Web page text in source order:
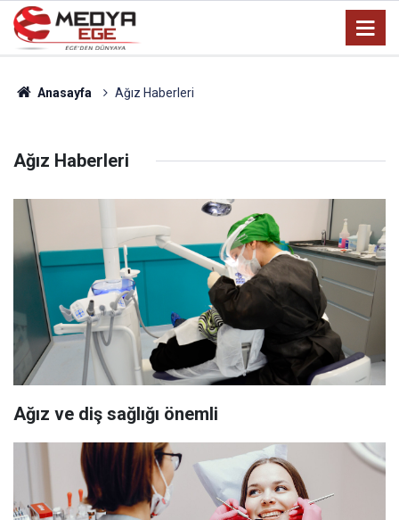
Anasayfa Ağız Haberleri
Ağız Haberleri
Ağız ve diş sağlığı önemli